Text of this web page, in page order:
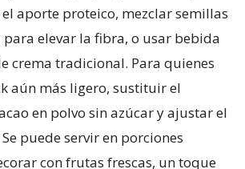
aporte proteico, mezclar semillas
para elevar la fibra, o usar bebida
crema tradicional. Para quienes
aún más ligero, sustituir el
en polvo sin azúcar y ajustar el
puede servir en porciones
con frutas frescas, un toque